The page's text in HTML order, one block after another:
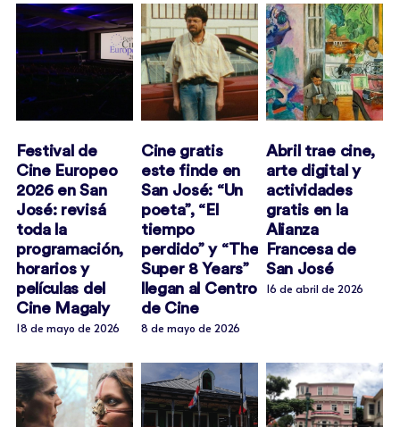
Festival de
Cine Europeo
2026 en San
José: revisá
toda la
programación,
horarios y
películas del
Cine Magaly
18 de mayo de 2026
Cine gratis
este finde en
San José: “Un
poeta”, “El
tiempo
perdido” y “The
Super 8 Years”
llegan al Centro
de Cine
8 de mayo de 2026
Abril trae cine,
arte digital y
actividades
gratis en la
Alianza
Francesa de
San José
16 de abril de 2026